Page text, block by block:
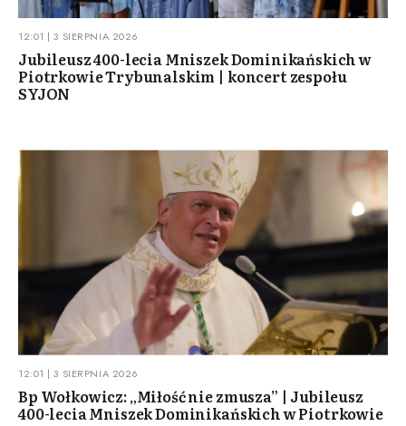
12:01 | 3 SIERPNIA 2026
Jubileusz 400-lecia Mniszek Dominikańskich w
Piotrkowie Trybunalskim | koncert zespołu
SYJON
12:01 | 3 SIERPNIA 2026
Bp Wołkowicz: „Miłość nie zmusza” | Jubileusz
400-lecia Mniszek Dominikańskich w Piotrkowie